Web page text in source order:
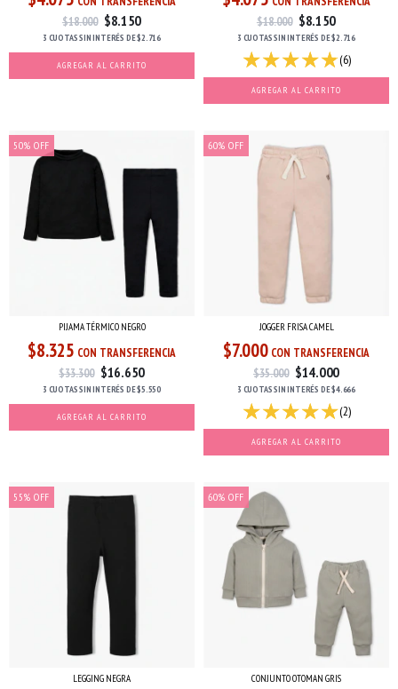
$18.000 $8.150
3 CUOTASSIN INTERÉS DE$2.716
AGREGAR AL CARRITO
$18.000 $8.150
3 CUOTASSIN INTERÉS DE$2.716
(6)
AGREGAR AL CARRITO
50% OFF
PIJAMA TÉRMICO NEGRO
$8.325 CON TRANSFERENCIA
$33.300 $16.650
3 CUOTASSIN INTERÉS DE$5.550
AGREGAR AL CARRITO
60% OFF
JOGGER FRISA CAMEL
$7.000 CON TRANSFERENCIA
$35.000 $14.000
3 CUOTASSIN INTERÉS DE$4.666
(2)
AGREGAR AL CARRITO
55% OFF
LEGGING NEGRA
60% OFF
CONJUNTO OTOMAN GRIS